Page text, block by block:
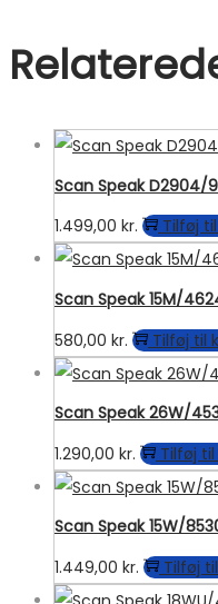
Scan Speak D2904/
1.499,00 kr. Tilføj
Scan Speak 15M/
580,00 kr. Tilføj til
Scan Speak 26W/
1.290,00 kr. Tilføj
Scan Speak 15W/
1.449,00 kr. Tilføj